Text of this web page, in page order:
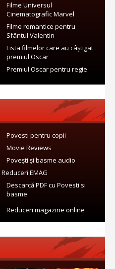
Filme Universul
Cinematografic Marvel
Filme romantice pentru
Sfântul Valentin
Lista filmelor care au câștigat
premiul Oscar
Premiul Oscar pentru regie
Povesti pentru copii
Movie Reviews
Povești și basme audio
Reduceri EMAG
Descarcă PDF cu Povesti si
basme
Reduceri magazine online